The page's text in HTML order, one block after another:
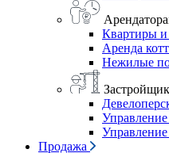
Квартиры
Аренда
Нежилые
Продажа